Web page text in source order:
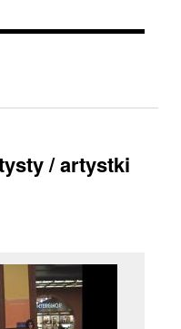
/ artystki